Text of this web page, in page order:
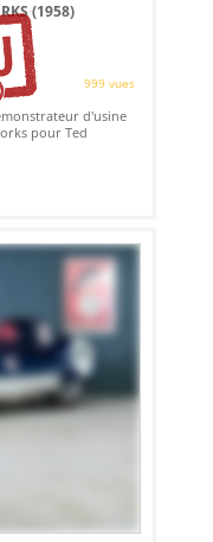
(1958)
999 vues
d'usine
pour Ted